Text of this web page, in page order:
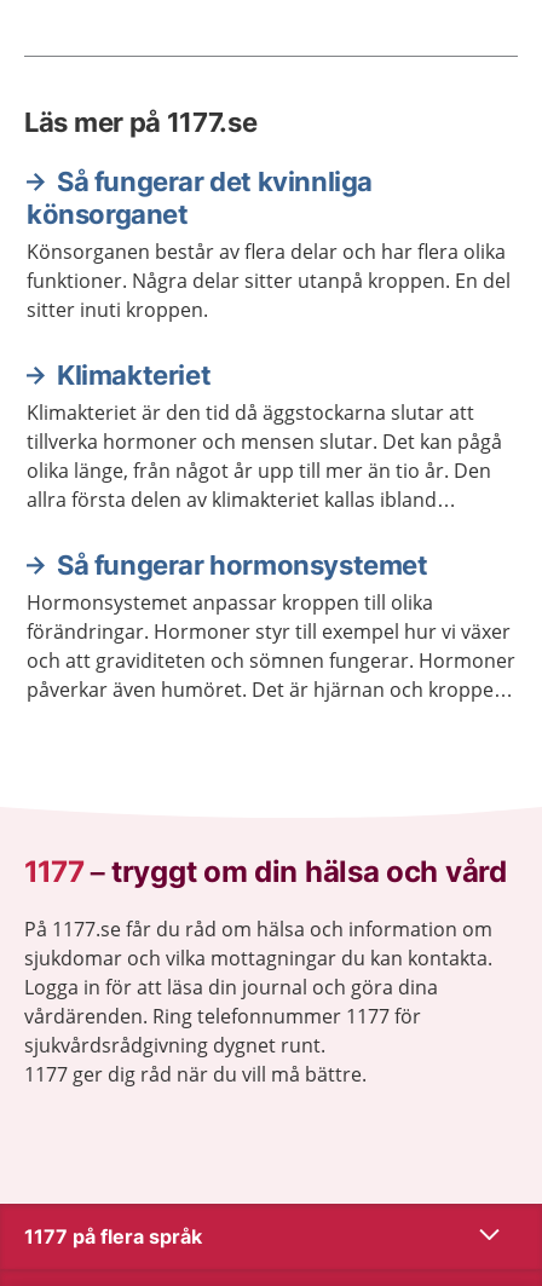
Läs mer på 1177.se
Så fungerar det kvinnliga
könsorganet
Könsorganen består av flera delar och har flera olika
funktioner. Några delar sitter utanpå kroppen. En del
sitter inuti kroppen.
Klimakteriet
Klimakteriet är den tid då äggstockarna slutar att
tillverka hormoner och mensen slutar. Det kan pågå
olika länge, från något år upp till mer än tio år. Den
allra första delen av klimakteriet kallas ibland
Så fungerar hormonsystemet
Hormonsystemet anpassar kroppen till olika
förändringar. Hormoner styr till exempel hur vi växer
och att graviditeten och sömnen fungerar. Hormoner
påverkar även humöret. Det är hjärnan och kroppen
1177–tryggt om din hälsa och vård
På 1177.se får du råd om hälsa och information om
sjukdomar och vilka mottagningar du kan kontakta.
Logga in för att läsa din journal och göra dina
vårdärenden. Ring telefonnummer 1177 för
sjukvårdsrådgivning dygnet runt.
1177 ger dig råd när du vill må bättre.
1177 på flera språk Visa